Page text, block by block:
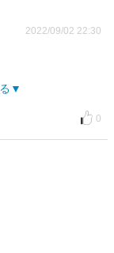
2022/09/02 22:30
0